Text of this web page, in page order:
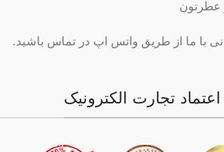
عطرتون
با ما از طریق واتس اپ در تماس باشید.
تجارت الکترونیک